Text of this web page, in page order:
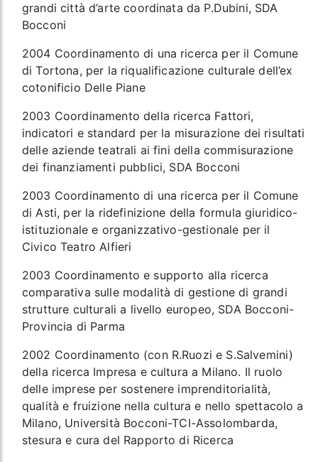
grandi città d’arte coordinata da P.Dubini, SDA
Bocconi
2004 Coordinamento di una ricerca per il Comune
di Tortona, per la riqualificazione culturale dell’ex
cotonificio Delle Piane
2003 Coordinamento della ricerca Fattori,
indicatori e standard per la misurazione dei risultati
delle aziende teatrali ai fini della commisurazione
dei finanziamenti pubblici, SDA Bocconi
2003 Coordinamento di una ricerca per il Comune
di Asti, per la ridefinizione della formula giuridico-
istituzionale e organizzativo-gestionale per il
Civico Teatro Alfieri
2003 Coordinamento e supporto alla ricerca
comparativa sulle modalità di gestione di grandi
strutture culturali a livello europeo, SDA Bocconi-
Provincia di Parma
2002 Coordinamento (con R.Ruozi e S.Salvemini)
della ricerca Impresa e cultura a Milano. Il ruolo
delle imprese per sostenere imprenditorialità,
qualità e fruizione nella cultura e nello spettacolo a
Milano, Università Bocconi-TCI-Assolombarda,
stesura e cura del Rapporto di Ricerca